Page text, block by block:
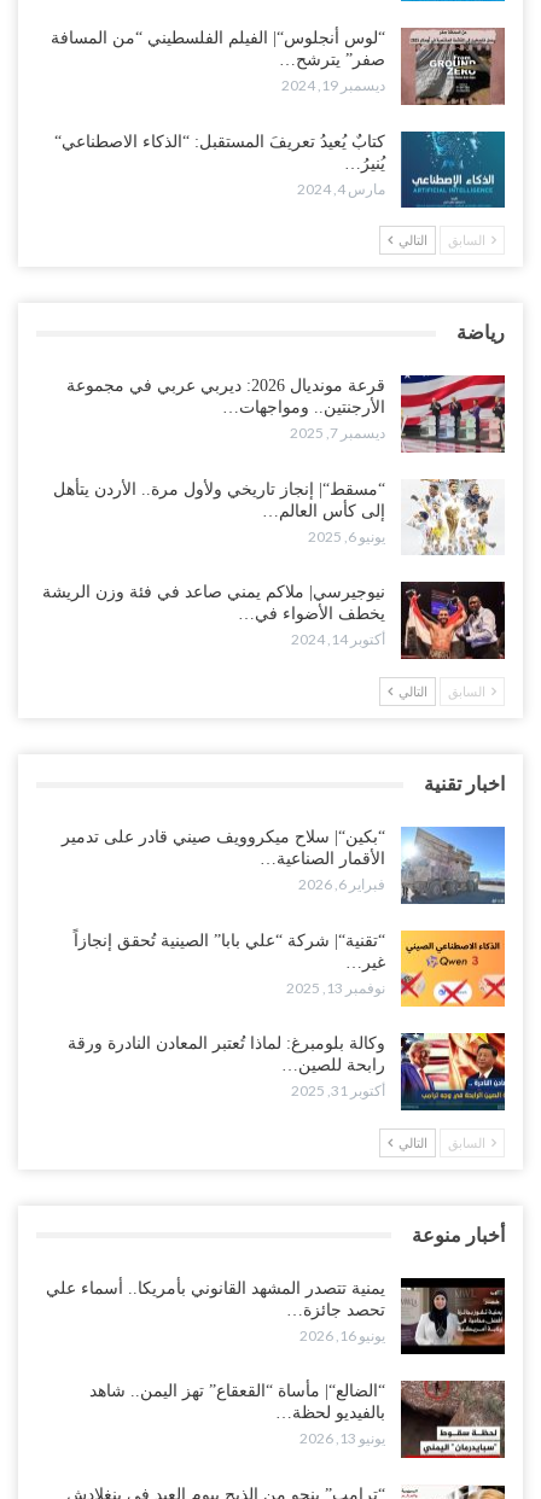
“لوس أنجلوس“| الفيلم الفلسطيني “من المسافة
صفر” يترشح…
ديسمبر 19, 2024
كتابٌ يُعيدُ تعريفَ المستقبل: “الذكاء الاصطناعي“
يُنيرُ…
مارس 4, 2024
السابق التالي
رياضة
قرعة مونديال 2026: ديربي عربي في مجموعة
الأرجنتين.. ومواجهات…
ديسمبر 7, 2025
“مسقط“| إنجاز تاريخي ولأول مرة.. الأردن يتأهل
إلى كأس العالم…
يونيو 6, 2025
نيوجيرسي| ملاكم يمني صاعد في فئة وزن الريشة
يخطف الأضواء في…
أكتوبر 14, 2024
السابق التالي
اخبار تقنية
“بكين“| سلاح ميكروويف صيني قادر على تدمير
الأقمار الصناعية…
فبراير 6, 2026
“تقنية“| شركة “علي بابا” الصينية تُحقق إنجازاً
غير…
نوفمبر 13, 2025
وكالة بلومبرغ: لماذا تُعتبر المعادن النادرة ورقة
رابحة للصين…
أكتوبر 31, 2025
السابق التالي
أخبار منوعة
يمنية تتصدر المشهد القانوني بأمريكا.. أسماء علي
تحصد جائزة…
يونيو 16, 2026
“الضالع“| مأساة “القعقاع” تهز اليمن.. شاهد
بالفيديو لحظة…
يونيو 13, 2026
“ترامب” ينجو من الذبح بيوم العيد في بنغلادش..